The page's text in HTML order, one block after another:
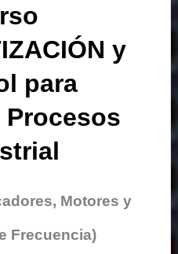
y
para
Motores y
Frecuencia)